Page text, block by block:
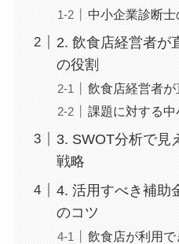
中小企業診断
2. 飲食店経営者が
の役割
飲食店経営者
課題に対する
3. SWOT分析で見
戦略
4. 活用すべき補助
のコツ
飲食店が利用